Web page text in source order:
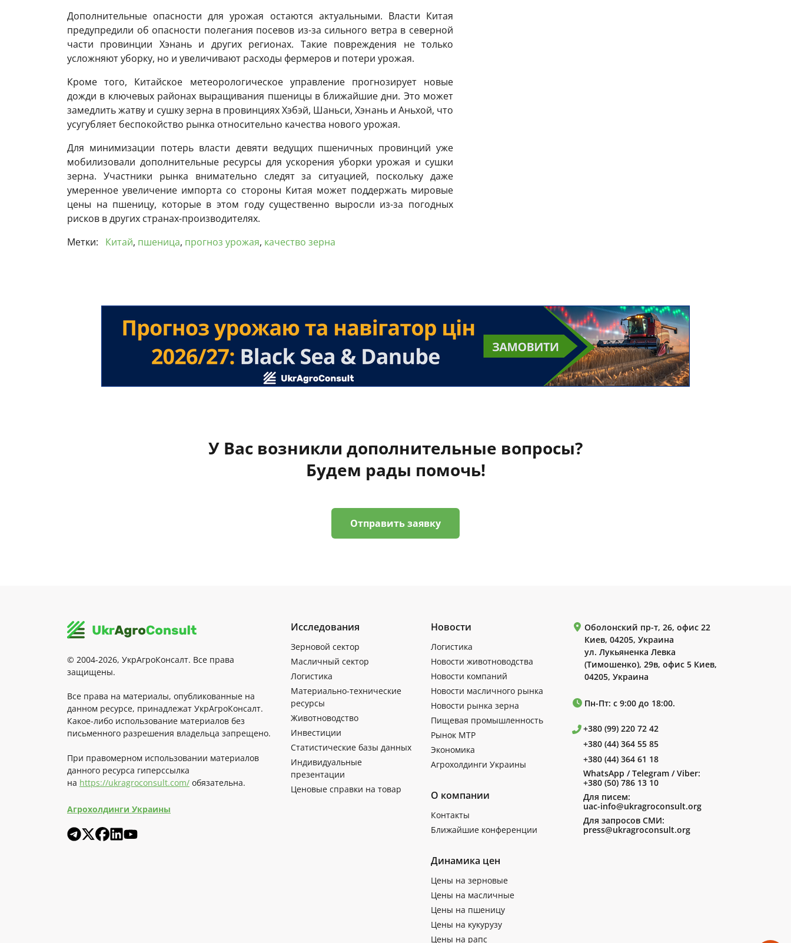
Дополнительные опасности для урожая остаются актуальными. Власти Китая
предупредили об опасности полегания посевов из-за сильного ветра в северной
части провинции Хэнань и других регионах. Такие повреждения не только
усложняют уборку, но и увеличивают расходы фермеров и потери урожая.
Кроме того, Китайское метеорологическое управление прогнозирует новые
дожди в ключевых районах выращивания пшеницы в ближайшие дни. Это может
замедлить жатву и сушку зерна в провинциях Хэбэй, Шаньси, Хэнань и Аньхой, что
усугубляет беспокойство рынка относительно качества нового урожая.
Для минимизации потерь власти девяти ведущих пшеничных провинций уже
мобилизовали дополнительные ресурсы для ускорения уборки урожая и сушки
зерна. Участники рынка внимательно следят за ситуацией, поскольку даже
умеренное увеличение импорта со стороны Китая может поддержать мировые
цены на пшеницу, которые в этом году существенно выросли из-за погодных
рисков в других странах-производителях.
Метки:
Китай, пшеница, прогноз урожая, качество зерна
У Вас возникли дополнительные вопросы?
Будем рады помочь!
Отправить заявку
© 2004-2026, УкрАгроКонсалт. Все права
защищены.
Все права на материалы, опубликованные на
данном ресурсе, принадлежат УкрАгроКонсалт.
Какое-либо использование материалов без
письменного разрешения владельца запрещено.
При правомерном использовании материалов
данного ресурса гиперссылка
на https://ukragroconsult.com/ обязательна.
Агрохолдинги Украины
Исследования
Зерновой сектор
Масличный сектор
Логистика
Материально-технические
ресурсы
Животноводство
Инвестиции
Статистические базы данных
Индивидуальные
презентации
Ценовые справки на товар
Новости
Логистика
Новости животноводства
Новости компаний
Новости масличного рынка
Новости рынка зерна
Пищевая промышленность
Рынок МТР
Экономика
Агрохолдинги Украины
О компании
Контакты
Ближайшие конференции
Динамика цен
Цены на зерновые
Цены на масличные
Цены на пшеницу
Цены на кукурузу
Цены на рапс
Оболонский пр-т, 26, офис 22
Киев, 04205, Украина
ул. Лукьяненка Левка
(Тимошенко), 29в, офис 5 Киев,
04205, Украина
Пн-Пт: с 9:00 до 18:00.
+380 (99) 220 72 42
+380 (44) 364 55 85
+380 (44) 364 61 18
WhatsApp / Telegram / Viber:
+380 (50) 786 13 10
Для писем:
uac-info@ukragroconsult.org
Для запросов СМИ:
press@ukragroconsult.org